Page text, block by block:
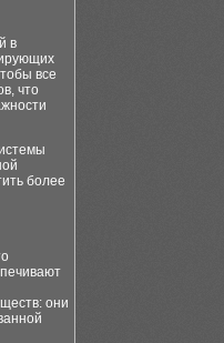
в
все
что
более
они